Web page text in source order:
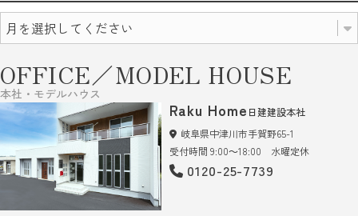
OFFICE／MODEL HOUSE
本社・モデルハウス
Raku Home 日建建設本社
岐阜県中津川市手賀野65-1
受付時間 9:00～18:00 水曜定休
0120-25-7739